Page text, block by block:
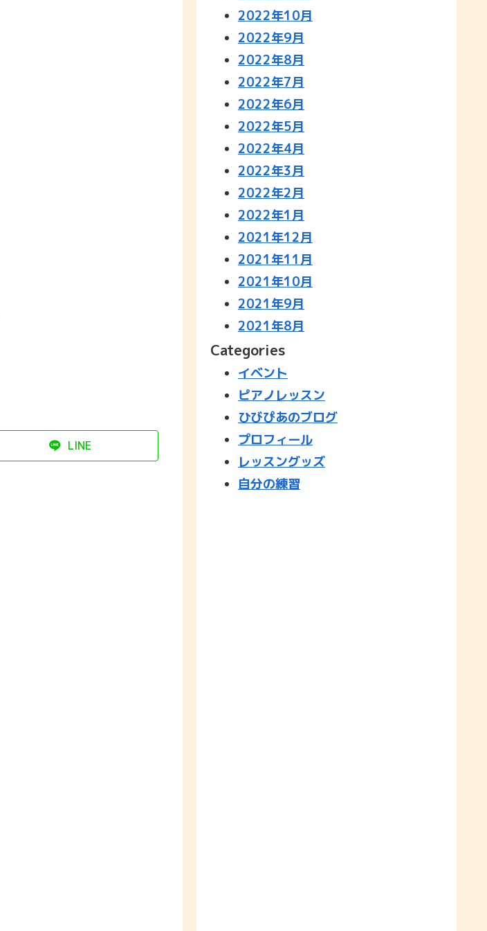
LINE
2022年10月
2022年9月
2022年8月
2022年7月
2022年6月
2022年5月
2022年4月
2022年3月
2022年2月
2022年1月
2021年12月
2021年11月
2021年10月
2021年9月
2021年8月
Categories
イベント
ピアノレッスン
ひびぴあのブログ
プロフィール
レッスングッズ
自分の練習